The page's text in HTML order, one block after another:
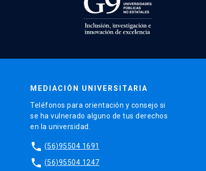
MEDIACIÓN UNIVERSITARIA
Teléfonos para orientación y consejo si
se ha vulnerado alguno de tus derechos
en la universidad.
phone (56)95504 1691
phone (56)95504 1247